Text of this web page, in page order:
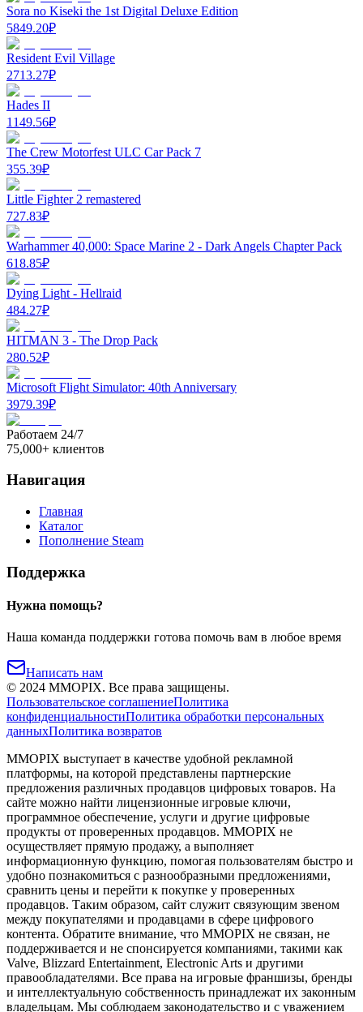
Sora no Kiseki the 1st Digital Deluxe Edition
5849.20₽
Resident Evil Village
2713.27₽
Hades II
1149.56₽
The Crew Motorfest ULC Car Pack 7
355.39₽
Little Fighter 2 remastered
727.83₽
Warhammer 40,000: Space Marine 2 - Dark Angels Chapter Pack
618.85₽
Dying Light - Hellraid
484.27₽
HITMAN 3 - The Drop Pack
280.52₽
Microsoft Flight Simulator: 40th Anniversary
3979.39₽
Работаем 24/7
75,000+ клиентов
Навигация
Главная
Каталог
Пополнение Steam
Поддержка
Нужна помощь?
Наша команда поддержки готова помочь вам в любое время
Написать нам
© 2024 MMOPIX. Все права защищены.
Пользовательское соглашениеПолитика
конфиденциальностиПолитика обработки персональных
данныхПолитика возвратов
MMOPIX выступает в качестве удобной рекламной
платформы, на которой представлены партнерские
предложения различных продавцов цифровых товаров. На
сайте можно найти лицензионные игровые ключи,
программное обеспечение, услуги и другие цифровые
продукты от проверенных продавцов. MMOPIX не
осуществляет прямую продажу, а выполняет
информационную функцию, помогая пользователям быстро и
удобно познакомиться с разнообразными предложениями,
сравнить цены и перейти к покупке у проверенных
продавцов. Таким образом, сайт служит связующим звеном
между покупателями и продавцами в сфере цифрового
контента. Обратите внимание, что MMOPIX не связан, не
поддерживается и не спонсируется компаниями, такими как
Valve, Blizzard Entertainment, Electronic Arts и другими
правообладателями. Все права на игровые франшизы, бренды
и интеллектуальную собственность принадлежат их законным
владельцам. Мы соблюдаем законодательство и с уважением